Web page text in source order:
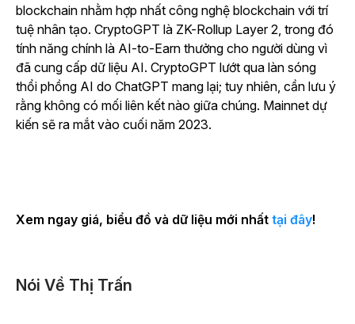
blockchain nhằm hợp nhất công nghệ blockchain với trí
tuệ nhân tạo. CryptoGPT là ZK-Rollup Layer 2, trong đó
tính năng chính là AI-to-Earn thưởng cho người dùng vì
đã cung cấp dữ liệu AI. CryptoGPT lướt qua làn sóng
thổi phồng AI do ChatGPT mang lại; tuy nhiên, cần lưu ý
rằng không có mối liên kết nào giữa chúng. Mainnet dự
kiến sẽ ra mắt vào cuối năm 2023.
Xem ngay giá, biểu đồ và dữ liệu mới nhất tại đây!
Nói Về Thị Trấn